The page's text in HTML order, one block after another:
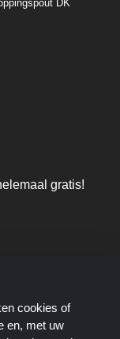
DK
gratis!
cookies of
en, met uw